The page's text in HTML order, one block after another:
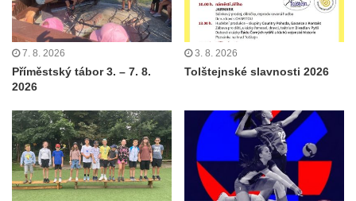
7. 8. 2026
Příměstský tábor 3. – 7. 8.
2026
3. 8. 2026
Tolštejnské slavnosti 2026